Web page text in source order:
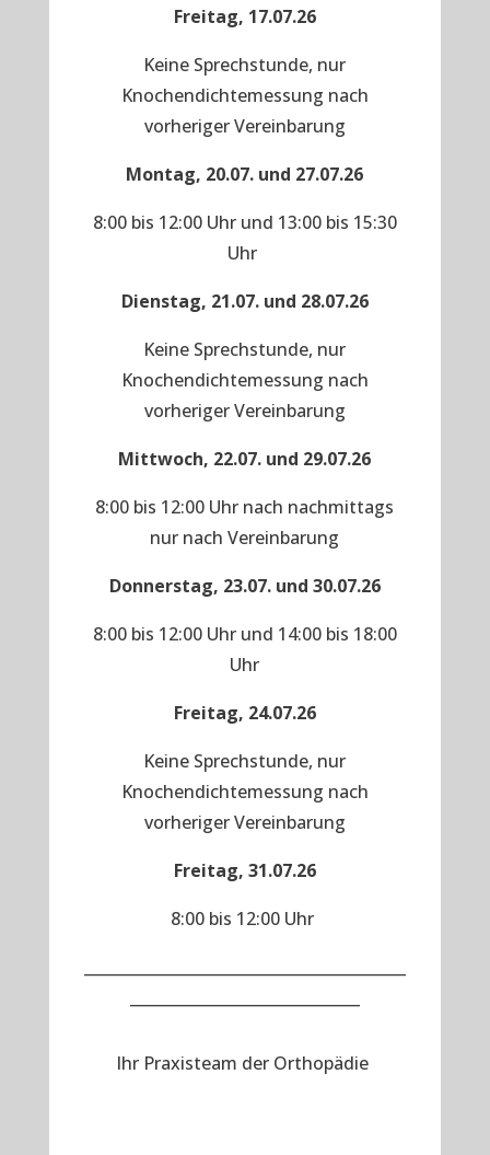
Freitag, 17.07.26
Keine Sprechstunde, nur
Knochendichtemessung nach
vorheriger Vereinbarung
Montag, 20.07. und 27.07.26
8:00 bis 12:00 Uhr und 13:00 bis 15:30
Uhr
Dienstag, 21.07. und 28.07.26
Keine Sprechstunde, nur
Knochendichtemessung nach
vorheriger Vereinbarung
Mittwoch, 22.07. und 29.07.26
8:00 bis 12:00 Uhr nach nachmittags
nur nach Vereinbarung
Donnerstag, 23.07. und 30.07.26
8:00 bis 12:00 Uhr und 14:00 bis 18:00
Uhr
Freitag, 24.07.26
Keine Sprechstunde, nur
Knochendichtemessung nach
vorheriger Vereinbarung
Freitag, 31.07.26
8:00 bis 12:00 Uhr
Ihr Praxisteam der Orthopädie